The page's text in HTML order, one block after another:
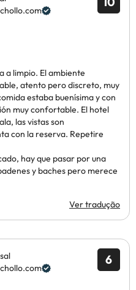
a limpio. El ambiente
atento pero discreto, muy
estaba buenísima y con
muy confortable. El hotel
las vistas son
con la reserva. Repetire
hay que pasar por una
y baches pero merece
Ver tradução
6